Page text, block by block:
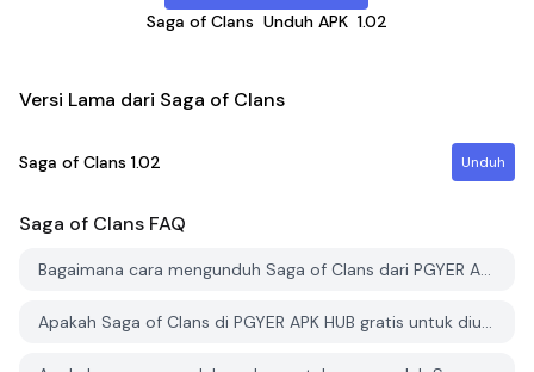
Saga of Clans Unduh APK 1.02
Versi Lama dari Saga of Clans
Saga of Clans 1.02 Unduh
Saga of Clans FAQ
Bagaimana cara mengunduh Saga of Clans dari PGYER APK HUB?
Apakah Saga of Clans di PGYER APK HUB gratis untuk diunduh?